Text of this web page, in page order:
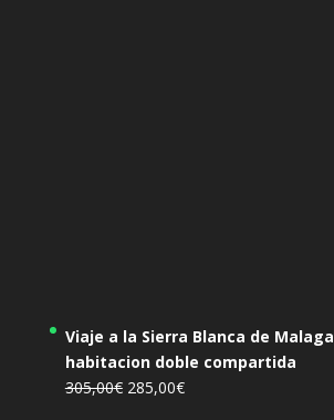
Viaje a la Sierra Blanca de Malaga
habitacion doble compartida
305,00€ El
285,00€El